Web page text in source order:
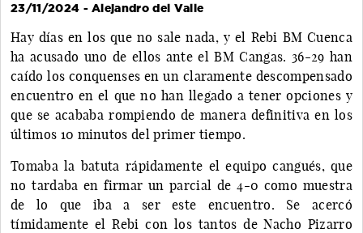
23/11/2024 - Alejandro del Valle
Hay días en los que no sale nada, y el Rebi BM Cuenca
ha acusado uno de ellos ante el BM Cangas. 36-29 han
caído los conquenses en un claramente descompensado
encuentro en el que no han llegado a tener opciones y
que se acababa rompiendo de manera definitiva en los
últimos 10 minutos del primer tiempo.
Tomaba la batuta rápidamente el equipo cangués, que
no tardaba en firmar un parcial de 4-0 como muestra
de lo que iba a ser este encuentro. Se acercó
tímidamente el Rebi con los tantos de Nacho Pizarro